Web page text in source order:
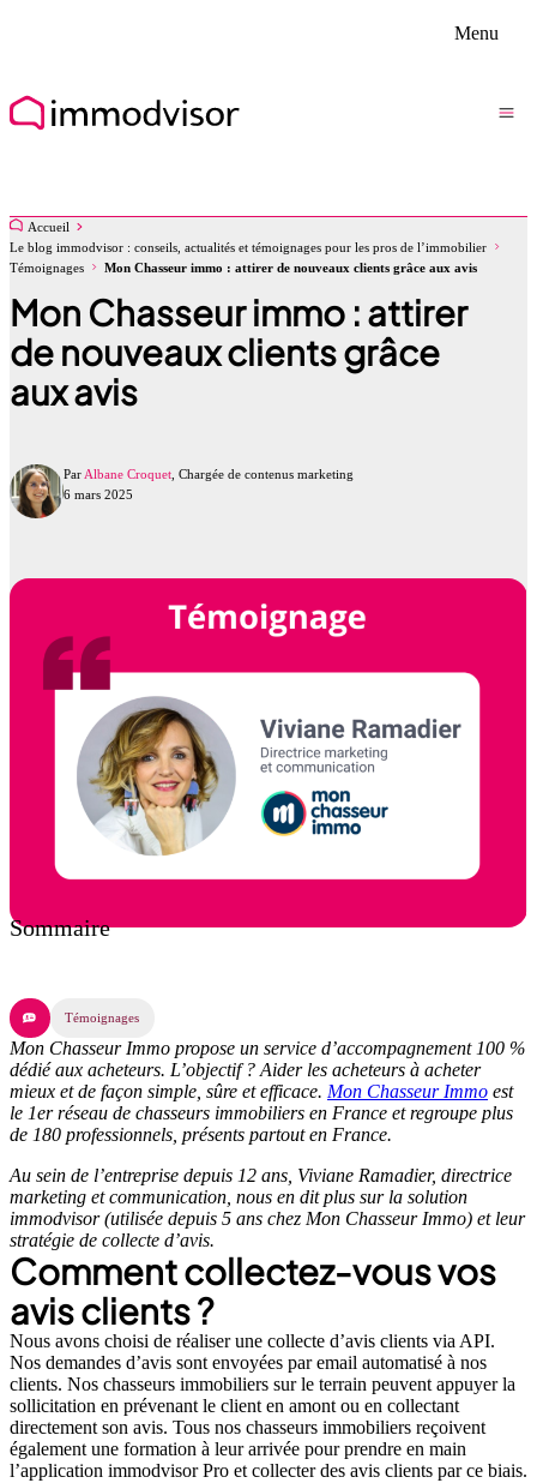
Menu
Accueil
Le blog immodvisor : conseils, actualités et témoignages pour les pros de l’immobilier
Témoignages
Mon Chasseur immo : attirer de nouveaux clients grâce aux avis
Mon Chasseur immo : attirer
de nouveaux clients grâce
aux avis
Par Albane Croquet, Chargée de contenus marketing
6 mars 2025
Sommaire
Témoignages
Mon Chasseur Immo propose un service d’accompagnement 100 %
dédié aux acheteurs. L’objectif ? Aider les acheteurs à acheter
mieux et de façon simple, sûre et efficace. Mon Chasseur Immo est
le 1er réseau de chasseurs immobiliers en France et regroupe plus
de 180 professionnels, présents partout en France.
Au sein de l’entreprise depuis 12 ans, Viviane Ramadier, directrice
marketing et communication, nous en dit plus sur la solution
immodvisor (utilisée depuis 5 ans chez Mon Chasseur Immo) et leur
stratégie de collecte d’avis.
Comment collectez-vous vos
avis clients ?
Nous avons choisi de réaliser une collecte d’avis clients via API.
Nos demandes d’avis sont envoyées par email automatisé à nos
clients. Nos chasseurs immobiliers sur le terrain peuvent appuyer la
sollicitation en prévenant le client en amont ou en collectant
directement son avis. Tous nos chasseurs immobiliers reçoivent
également une formation à leur arrivée pour prendre en main
l’application immodvisor Pro et collecter des avis clients par ce biais.